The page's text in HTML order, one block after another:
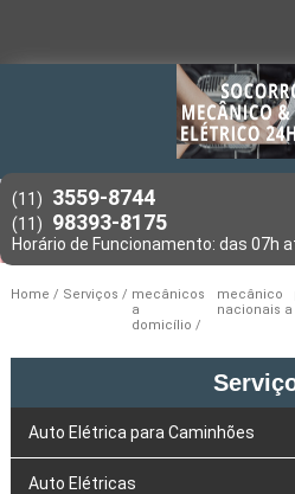
(11) 3559-8744
(11) 98393-8175
Home Serviços
mecânicos
a
domicílio
mecânico
nacionais
Auto Elétrica para Caminhões
Auto Elétricas